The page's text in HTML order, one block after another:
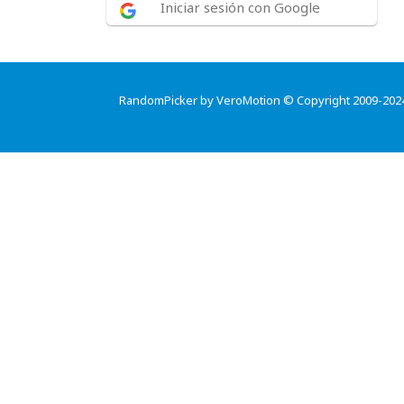
Iniciar sesión con Google
RandomPicker by VeroMotion © Copyright 2009-